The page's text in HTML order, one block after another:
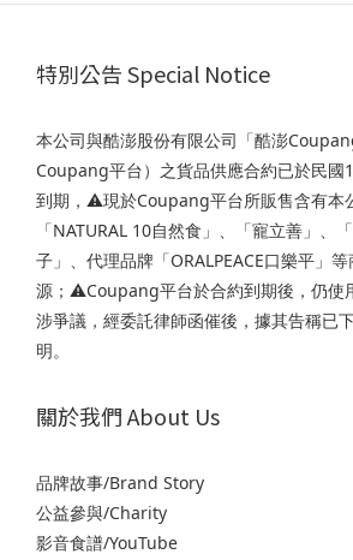
特別公告 Special Notice
本公司與酷澎股份有限公司「酷澎
Coupang平台）之貨品供應合約已於民國
到期，⚠️現於Coupang平台所販售含有本
「NATURAL 10自然食」、「寵立善」、
子」、代理品牌「ORALPEACE口樂平」
源；⚠️Coupang平台於合約到期後，仍使
涉爭議，經委託律師函催後，據其告稱已
明。
關於我們 About Us
品牌故事/Brand Story
公益參與/Charity
影音食譜/YouTube